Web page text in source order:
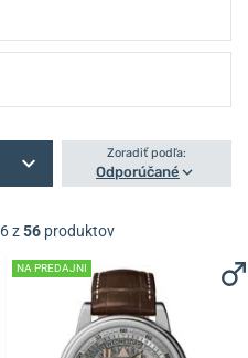
Zoradiť podľa:
Odporúčané
z56 produktov
NA PREDAJNI